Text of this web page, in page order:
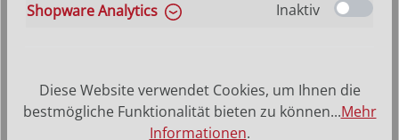
Namenspatron mit Heiligenname, Hinterglasmalerei
Rahmen aus Echtholz…Mehr
Shopware Analytics
Inaktiv
Diese Website verwendet Cookies, um Ihnen die
bestmögliche Funktionalität bieten zu können...Mehr
Informationen.